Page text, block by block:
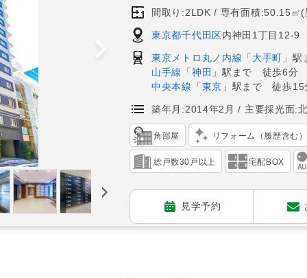
間取り:2LDK 専有面積:50.15㎡(
東京都千代田区内神田1丁目12-9
東京メトロ丸ノ内線 「 大手町 」
山手線
「 神田 」駅まで 徒歩6分
中央本線
「 東京 」駅まで 徒歩15
築年月:2014年2月 主要採光面:
角部屋 リフォーム（履歴含む）
総戸数30戸以上 宅配BOX
見学予約